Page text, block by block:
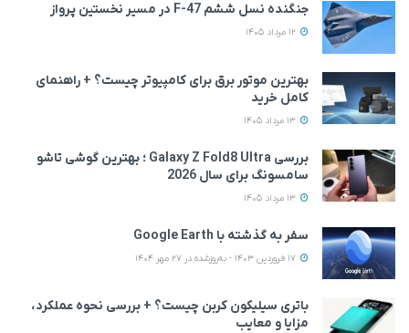
جنگنده نسل ششم F-47 در مسیر نخستین پرواز
بهترین موتور برق برای کامپیوتر چیست؟ + راهنمای
کامل خرید
بررسی Galaxy Z Fold8 Ultra ؛ بهترین گوشی تاشو
سامسونگ برای سال 2026
سفر به گذشته با Google Earth
باتری سیلیکون کربن چیست؟ + بررسی نحوه عملکرد،
مزایا و معایب